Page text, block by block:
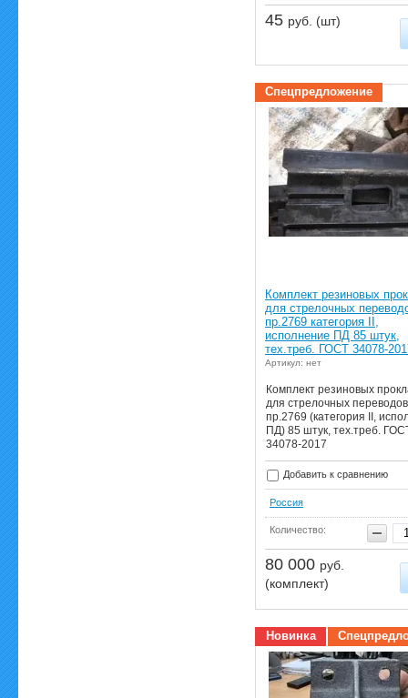
45 руб. (шт)
Спецпредложение
Комплект резиновых
для стрелочных
пр.2769 категория II,
исполнение ПД 85 штук,
тех.треб. ГОСТ 34078-
Артикул: нет
Комплект резиновых
для стрелочных переводов
пр.2769 (категория II,
ПД) 85 штук, тех.треб.
34078-2017
Добавить к сравнению
Россия
Количество:
80 000 руб.
(комплект)
Новинка